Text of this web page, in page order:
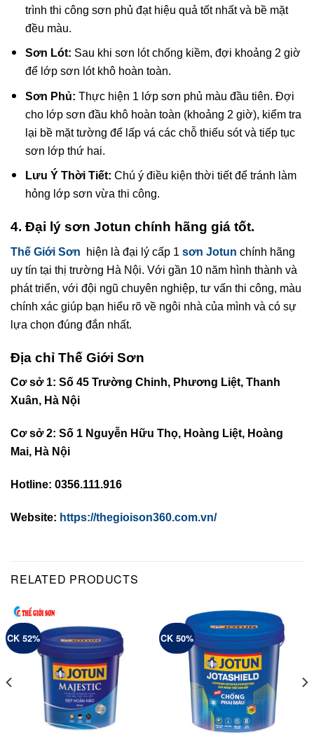
trình thi công sơn phủ đạt hiệu quả tốt nhất và bề mặt
đều màu.
Sơn Lót: Sau khi sơn lót chống kiềm, đợi khoảng 2 giờ
để lớp sơn lót khô hoàn toàn.
Sơn Phủ: Thực hiện 1 lớp sơn phủ màu đầu tiên. Đợi
cho lớp sơn đầu khô hoàn toàn (khoảng 2 giờ), kiểm tra
lại bề mặt tường để lấp vá các chỗ thiếu sót và tiếp tục
sơn lớp thứ hai.
Lưu Ý Thời Tiết: Chú ý điều kiện thời tiết để tránh làm
hỏng lớp sơn vừa thi công.
4. Đại lý sơn Jotun chính hãng giá tốt.
Thế Giới Sơn hiện là đại lý cấp 1 sơn Jotun chính hãng
uy tín tại thị trường Hà Nội. Với gần 10 năm hình thành và
phát triển, với đội ngũ chuyên nghiệp, tư vấn thi công, màu
chính xác giúp bạn hiểu rõ về ngôi nhà của mình và có sự
lựa chọn đúng đắn nhất.
Địa chỉ Thế Giới Sơn
Cơ sở 1: Số 45 Trường Chinh, Phương Liệt, Thanh
Xuân, Hà Nội
Cơ sở 2: Số 1 Nguyễn Hữu Thọ, Hoàng Liệt, Hoàng
Mai, Hà Nội
Hotline: 0356.111.916
Website: https://thegioison360.com.vn/
RELATED PRODUCTS
CK 52% CK 50%